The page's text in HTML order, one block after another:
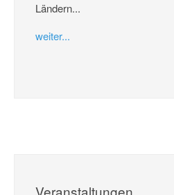
Ländern...
weiter...